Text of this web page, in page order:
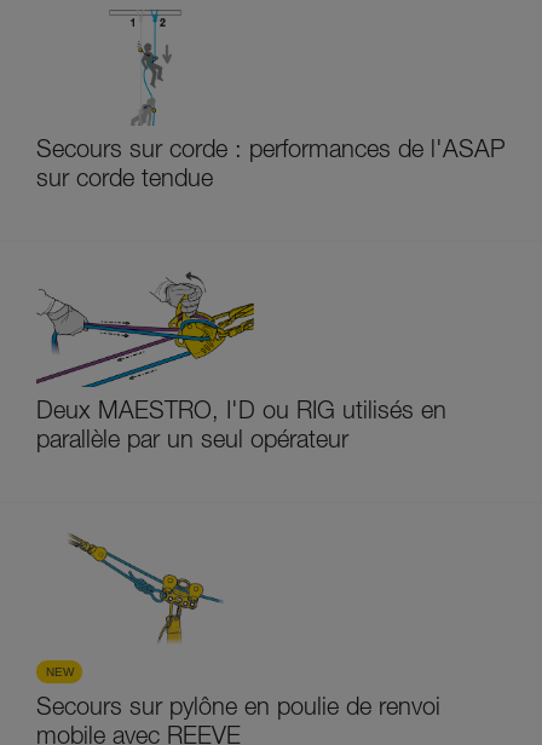
Secours sur corde : performances de l'ASAP
sur corde tendue
Deux MAESTRO, I'D ou RIG utilisés en
parallèle par un seul opérateur
NEW
Secours sur pylône en poulie de renvoi
mobile avec REEVE